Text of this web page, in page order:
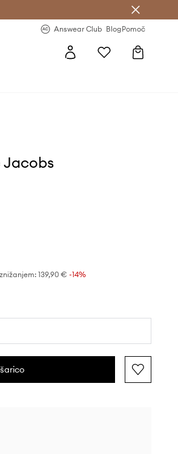
Answear Club BlogPomoč
Jacobs
139,90 € -14%